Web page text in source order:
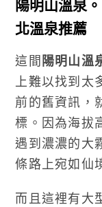
陽明山溫泉
北溫泉推薦
這間 陽明山溫
上難以找到太
前的舊資訊，
標。因為海拔
遇到濃濃的大
條路上宛如仙
而且這裡有大